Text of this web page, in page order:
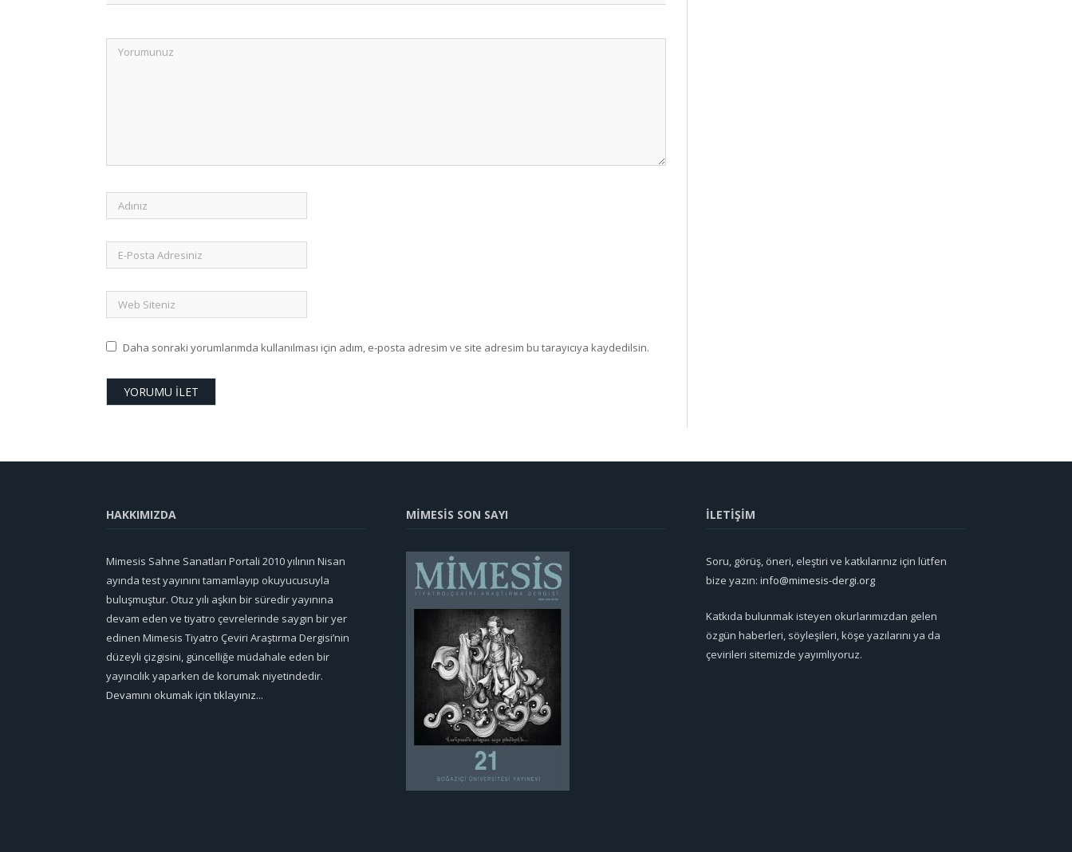
Daha sonraki yorumlarımda kullanılması için adım, e-posta adresim ve site adresim bu tarayıcıya kaydedilsin.
HAKKIMIZDA
Mimesis Sahne Sanatları Portali 2010 yılının Nisan
ayında test yayınını tamamlayıp okuyucusuyla
buluşmuştur. Otuz yılı aşkın bir süredir yayınına
devam eden ve tiyatro çevrelerinde saygın bir yer
edinen Mimesis Tiyatro Çeviri Araştırma Dergisi’nin
düzeyli çizgisini, güncelliğe müdahale eden bir
yayıncılık yaparken de korumak niyetindedir.
Devamını okumak için tıklayınız...
MİMESİS SON SAYI İLETİŞİM
Soru, görüş, öneri, eleştiri ve katkılarınız için lütfen
bize yazın: info@mimesis-dergi.org
Katkıda bulunmak isteyen okurlarımızdan gelen
özgün haberleri, söyleşileri, köşe yazılarını ya da
çevirileri sitemizde yayımlıyoruz.